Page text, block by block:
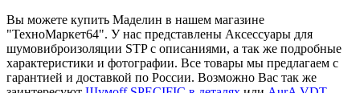
Вы можете купить Маделин в нашем магазине
"ТехноМаркет64". У нас представлены Аксессуары для
шумовиброизоляции STP с описаниями, а так же подробные
характеристики и фотографии. Все товары мы предлагаем с
гарантией и доставкой по России. Возможно Вас так же